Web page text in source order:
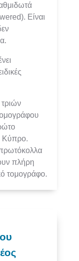
Είναι
Κύπρο.
πλήρη
τομογράφο.